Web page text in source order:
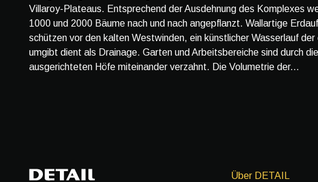
Villaroy-Plateaus. Entsprechend der Ausdehnung des Komplexes
1000 und 2000 Bäume nach und nach angepflanzt. Wallartige
schützen vor den kalten Westwinden, ein künstlicher Wasserlauf der
umgibt dient als Drainage. Garten und Arbeitsbereiche sind durch
ausgerichteten Höfe miteinander verzahnt. Die Volumetrie der...
Über DETAIL